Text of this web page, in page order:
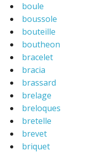
boule
boussole
bouteille
boutheon
bracelet
bracia
brassard
brelage
breloques
bretelle
brevet
briquet